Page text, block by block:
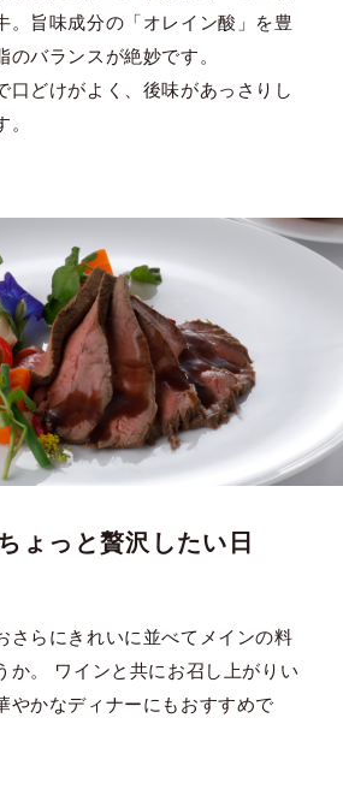
。旨味成分の「オレイン酸」を豊
のバランスが絶妙です。
口どけがよく、後味があっさりし
ょっと贅沢したい日
さらにきれいに並べてメインの料
か。 ワインと共にお召し上がりい
やかなディナーにもおすすめで